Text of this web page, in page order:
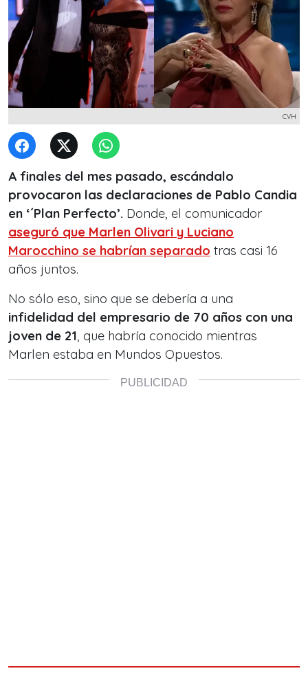
CVH
A finales del mes pasado, escándalo
provocaron las declaraciones de Pablo Candia
en ‘´Plan Perfecto’. Donde, el comunicador
aseguró que Marlen Olivari y Luciano
Marocchino se habrían separado tras casi 16
años juntos.
No sólo eso, sino que se debería a una
infidelidad del empresario de 70 años con una
joven de 21, que habría conocido mientras
Marlen estaba en Mundos Opuestos.